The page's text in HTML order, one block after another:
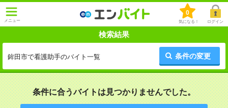
メニュー
0
気になる！ ログイン
検索結果
鉾田市で看護助手のバイト一覧 条件の変更
条件に合うバイトは見つかりませんでした。